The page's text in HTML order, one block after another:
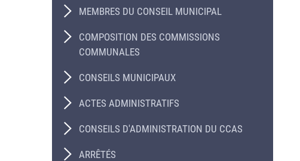
MEMBRES DU CONSEIL MUNICIPAL
COMPOSITION DES COMMISSIONS
COMMUNALES
CONSEILS MUNICIPAUX
ACTES ADMINISTRATIFS
CONSEILS D'ADMINISTRATION DU CCAS
ARRÊTÉS